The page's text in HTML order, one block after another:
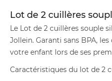
Lot de 2 cuillères
Le Lot de 2 cuillères souple
Jollein. Garanti sans BPA,
votre enfant lors de ses
Caractéristiques du lot de 2